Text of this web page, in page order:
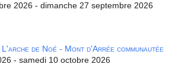
2026 - dimanche 27 septembre 2026
de Noé - Mont d'Arrée communautée
- samedi 10 octobre 2026